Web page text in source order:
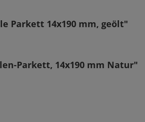
Parkett 14x190 mm, geölt"
Parkett, 14x190 mm Natur"